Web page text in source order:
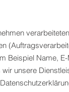
Beispiel Name,
unsere